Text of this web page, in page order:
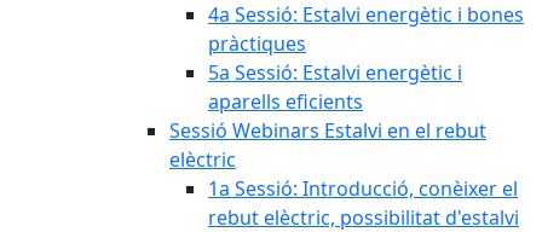
4a Sessió: Estalvi energètic i bones
pràctiques
5a Sessió: Estalvi energètic i
aparells eficients
Sessió Webinars Estalvi en el rebut
elèctric
1a Sessió: Introducció, conèixer el
rebut elèctric, possibilitat d'estalvi